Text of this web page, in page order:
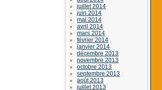
juillet 2014
juin 2014
mai 2014
avril 2014
mars 2014
février 2014
janvier 2014
décembre 2013
novembre 2013
octobre 2013
septembre 2013
août 2013
juillet 2013